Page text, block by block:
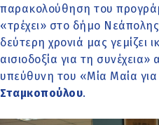
παρακολούθηση του
«τρέχει» στο δήμο
δεύτερη χρονιά μας γεμίζει
αισιοδοξία για τη συνέχεια»
υπεύθυνη του «Μία Μαία
Σταμκοπούλου.